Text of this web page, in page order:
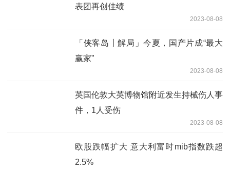
表团再创佳绩
2023-08-08
「侠客岛丨解局」今夏，国产片成“最大
赢家”
2023-08-08
英国伦敦大英博物馆附近发生持械伤人事
件，1人受伤
2023-08-08
欧股跌幅扩大 意大利富时mib指数跌超
2.5%